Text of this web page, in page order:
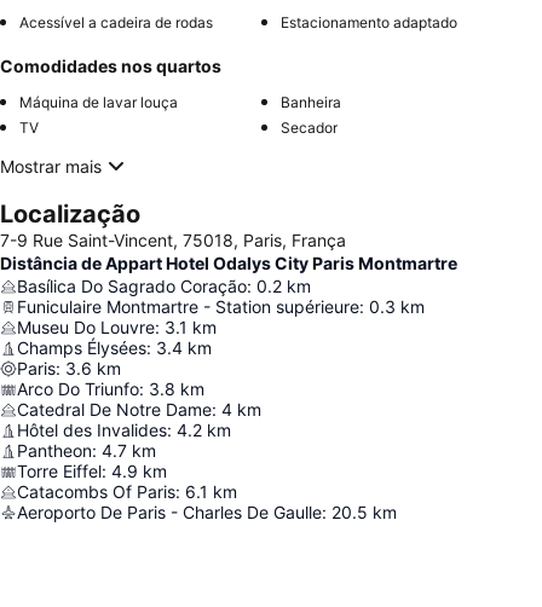
Acessível a cadeira de rodas Estacionamento adaptado
Comodidades nos quartos
Máquina de lavar louça
Banheira
TV
Secador
Mostrar mais
Localização
7-9 Rue Saint-Vincent, 75018, Paris, França
Distância de Appart Hotel Odalys City Paris Montmartre
Basílica Do Sagrado Coração: 0.2 km
Funiculaire Montmartre - Station supérieure: 0.3 km
Museu Do Louvre: 3.1 km
Champs Élysées: 3.4 km
Paris: 3.6 km
Arco Do Triunfo: 3.8 km
Catedral De Notre Dame: 4 km
Hôtel des Invalides: 4.2 km
Pantheon: 4.7 km
Torre Eiffel: 4.9 km
Catacombs Of Paris: 6.1 km
Aeroporto De Paris - Charles De Gaulle: 20.5 km